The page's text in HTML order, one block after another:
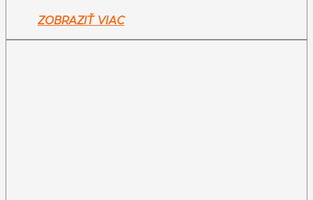
24,90€.
19,90€.
ZOBRAZIŤ VIAC